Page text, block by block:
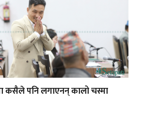
पनि लगाएनन् कालो चस्मा